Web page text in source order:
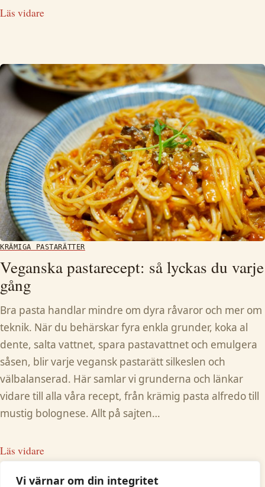
Vi värnar om din integritet
Läs vidare
KRÄMIGA PASTARÄTTER
Veganska pastarecept: så lyckas du varje
gång
Bra pasta handlar mindre om dyra råvaror och mer om
teknik. När du behärskar fyra enkla grunder, koka al
dente, salta vattnet, spara pastavattnet och emulgera
såsen, blir varje vegansk pastarätt silkeslen och
välbalanserad. Här samlar vi grunderna och länkar
vidare till alla våra recept, från krämig pasta alfredo till
mustig bolognese. Allt på sajten…
Läs vidare